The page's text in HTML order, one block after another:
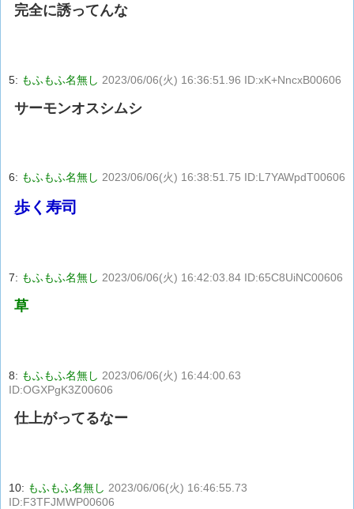
完全に誘ってんな
5: もふもふ名無し 2023/06/06(火) 16:36:51.96 ID:xK+NncxB00606
サーモンオスシムシ
6: もふもふ名無し 2023/06/06(火) 16:38:51.75 ID:L7YAWpdT00606
歩く寿司
7: もふもふ名無し 2023/06/06(火) 16:42:03.84 ID:65C8UiNC00606
草
8: もふもふ名無し 2023/06/06(火) 16:44:00.63
ID:OGXPgK3Z00606
仕上がってるなー
10: もふもふ名無し 2023/06/06(火) 16:46:55.73
ID:F3TFJMWP00606